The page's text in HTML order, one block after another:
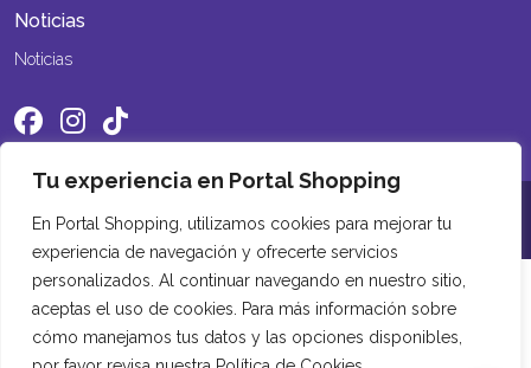
Tu experiencia en Portal Shopping
En Portal Shopping, utilizamos cookies para mejorar tu
experiencia de navegación y ofrecerte servicios
personalizados. Al continuar navegando en nuestro sitio,
aceptas el uso de cookies. Para más información sobre
cómo manejamos tus datos y las opciones disponibles,
Noticias
Noticias
©2026 Portal Shopping. Todos los derechos reservados